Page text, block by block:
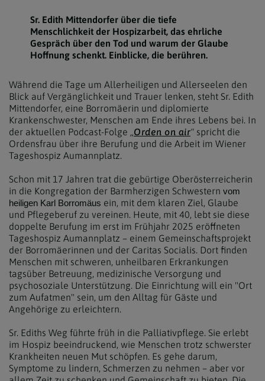
Sr. Edith Mittendorfer über die tiefe
Menschlichkeit der Hospizarbeit, das ehrliche
Gespräch über den Tod und warum der Glaube
Hoffnung schenkt. Einblicke, die berühren.
Während die Tage um Allerheiligen und Allerseelen den
Blick auf Vergänglichkeit und Trauer lenken, steht Sr. Edith
Mittendorfer, eine Borromäerin und diplomierte
Krankenschwester, Menschen am Ende ihres Lebens bei. In
der aktuellen Podcast-Folge „Orden on air" spricht die
Ordensfrau über ihre Berufung und die Arbeit im Wiener
Tageshospiz Aumannplatz.
Schon mit 17 Jahren trat die gebürtige Oberösterreicherin
in die Kongregation der Barmherzigen Schwestern vom
heiligen Karl Borromäus ein, mit dem klaren Ziel, Glaube
und Pflegeberuf zu vereinen. Heute, mit 40, lebt sie diese
doppelte Berufung im erst im Frühjahr 2025 eröffneten
Tageshospiz Aumannplatz – einem Gemeinschaftsprojekt
der Borromäerinnen und der Caritas Socialis. Dort finden
Menschen mit schweren, unheilbaren Erkrankungen
tagsüber Betreuung, medizinische Versorgung und
psychosoziale Unterstützung. Die Einrichtung will ein "Ort
zum Aufatmen" sein, um den Alltag für Gäste und
Angehörige zu erleichtern.
Sr. Ediths Weg führte früh in die Palliativpflege. Sie erlebt
im Hospiz beeindruckend, wie Menschen trotz schwerster
Krankheiten neuen Mut schöpfen. Es gehe darum,
Symptome zu lindern, Schmerzen zu nehmen – aber vor